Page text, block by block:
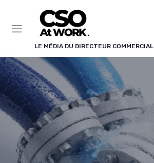
LE MÉDIA DU DIRECTEUR COMMERCIAL